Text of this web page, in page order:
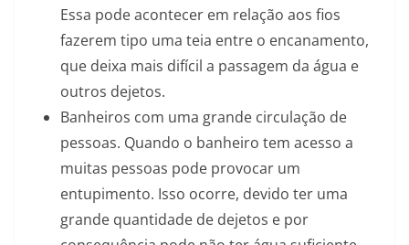
Essa pode acontecer em relação aos fios
fazerem tipo uma teia entre o encanamento,
que deixa mais difícil a passagem da água e
outros dejetos.
Banheiros com uma grande circulação de
pessoas. Quando o banheiro tem acesso a
muitas pessoas pode provocar um
entupimento. Isso ocorre, devido ter uma
grande quantidade de dejetos e por